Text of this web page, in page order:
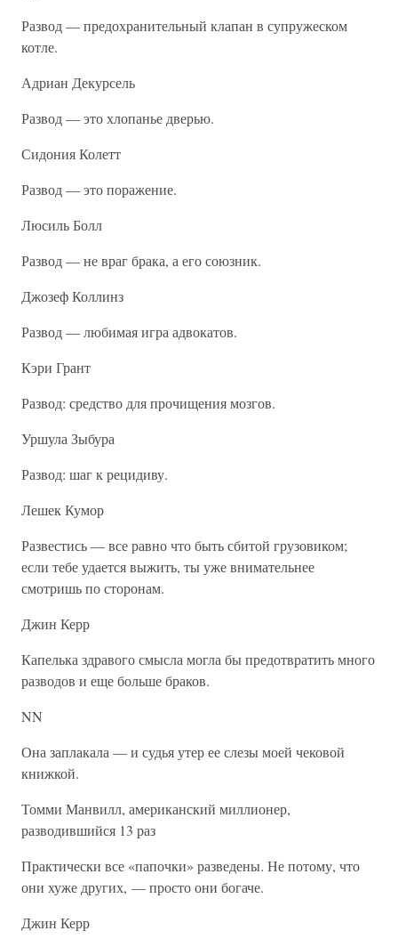
Развод — предохранительный клапан в супружеском
котле.
Адриан Декурсель
Развод — это хлопанье дверью.
Сидония Колетт
Развод — это поражение.
Люсиль Болл
Развод — не враг брака, а его союзник.
Джозеф Коллинз
Развод — любимая игра адвокатов.
Кэри Грант
Развод: средство для прочищения мозгов.
Уршула Зыбура
Развод: шаг к рецидиву.
Лешек Кумор
Развестись — все равно что быть сбитой грузовиком;
если тебе удается выжить, ты уже внимательнее
смотришь по сторонам.
Джин Керр
Капелька здравого смысла могла бы предотвратить много
разводов и еще больше браков.
NN
Она заплакала — и судья утер ее слезы моей чековой
книжкой.
Томми Манвилл, американский миллионер,
разводившийся 13 раз
Практически все «папочки» разведены. Не потому, что
они хуже других, — просто они богаче.
Джин Керр